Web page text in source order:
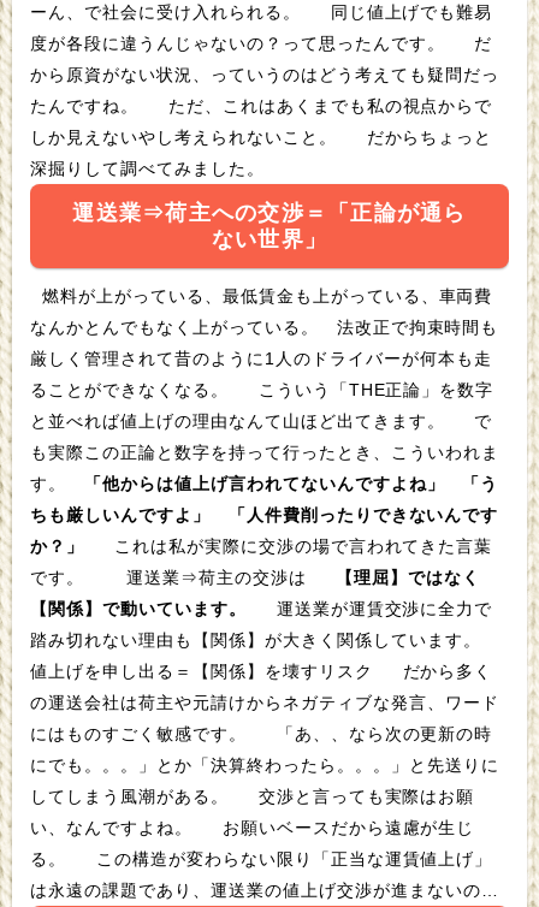
ーん、で社会に受け入れられる。 同じ値上げでも難易
度が各段に違うんじゃないの？って思ったんです。 だ
から原資がない状況、っていうのはどう考えても疑問だっ
たんですね。 ただ、これはあくまでも私の視点からで
しか見えないやし考えられないこと。 だからちょっと
運送業⇒荷主への交渉＝「正論が通ら
ない世界」
なんかとんでもなく上がっている。 法改正で拘束時間も
厳しく管理されて昔のように1人のドライバーが何本も走
ることができなくなる。 こういう「THE正論」を数字
と並べれば値上げの理由なんて山ほど出てきます。 で
も実際この正論と数字を持って行ったとき、こういわれま
「他からは値上げ言われてないんですよね」
「う
ちも厳しいんですよ」
「人件費削ったりできないんです
か？」
【理屈】ではなく
【関係】で動いています。
踏み切れない理由も【関係】が大きく関係しています。
値上げを申し出る＝【関係】を壊すリスク だから多く
の運送会社は荷主や元請けからネガティブな発言、ワード
にはものすごく敏感です。 「あ、、なら次の更新の時
にでも。。。」とか「決算終わったら。。。」と先送りに
してしまう風潮がある。 交渉と言っても実際はお願
い、なんですよね。 お願いベースだから遠慮が生じ
る。 この構造が変わらない限り「正当な運賃値上げ」
は永遠の課題であり、運送業の値上げ交渉が進まないので